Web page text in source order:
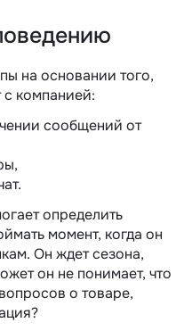
на основании того,
компанией:
сообщений от
определить
момент, когда он
Он ждет сезона,
он не понимает, что
о товаре,